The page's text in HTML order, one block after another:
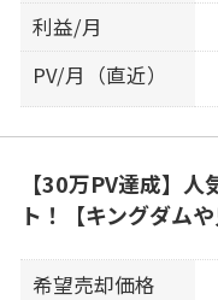
利益/月
PV/月（直近）
【30万PV達成】
ト！【キングダム
希望売却価格